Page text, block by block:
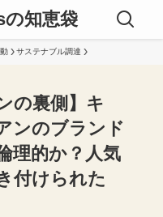
の知恵袋
サステナブル調達
の裏側】キ
ンのブランド
理的か？人気
付けられた